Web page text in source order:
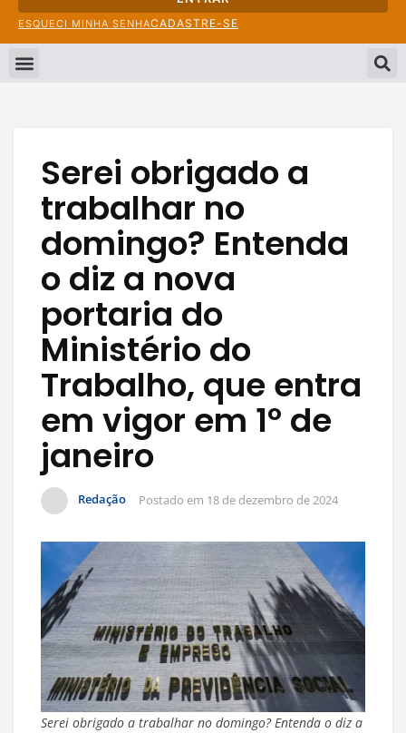
ESQUECI MINHA SENHACADASTRE-SE
Serei obrigado a
trabalhar no
domingo? Entenda
o diz a nova
portaria do
Ministério do
Trabalho, que entra
em vigor em 1º de
janeiro
Redação Postado em 18 de dezembro de 2024
Serei obrigado a trabalhar no domingo? Entenda o diz a